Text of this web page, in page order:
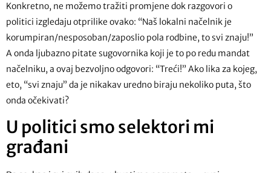
Konkretno, ne možemo tražiti promjene dok razgovori o
politici izgledaju otprilike ovako: “Naš lokalni načelnik je
korumpiran/nesposoban/zaposlio pola rodbine, to svi znaju!”
A onda ljubazno pitate sugovornika koji je to po redu mandat
načelniku, a ovaj bezvoljno odgovori: “Treći!” Ako lika za kojeg,
eto, “svi znaju” da je nikakav uredno biraju nekoliko puta, što
onda očekivati?
U politici smo selektori mi
građani